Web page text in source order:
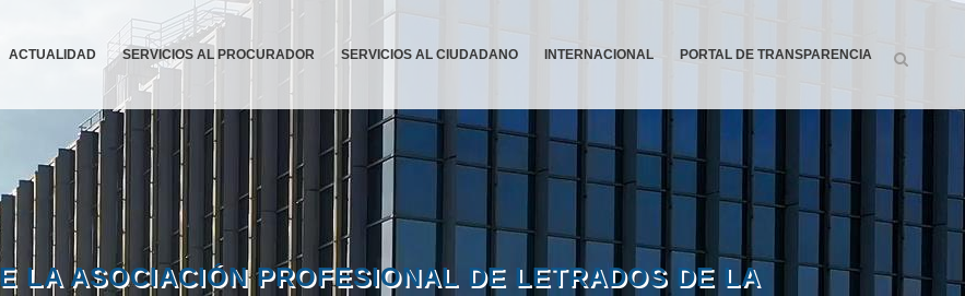
ACTUALIDAD SERVICIOS AL PROCURADOR SERVICIOS AL CIUDADANO INTERNACIONAL PORTAL DE TRANSPARENCIA
LA ASOCIACIÓN PROFESIONAL DE LETRADOS DE LA